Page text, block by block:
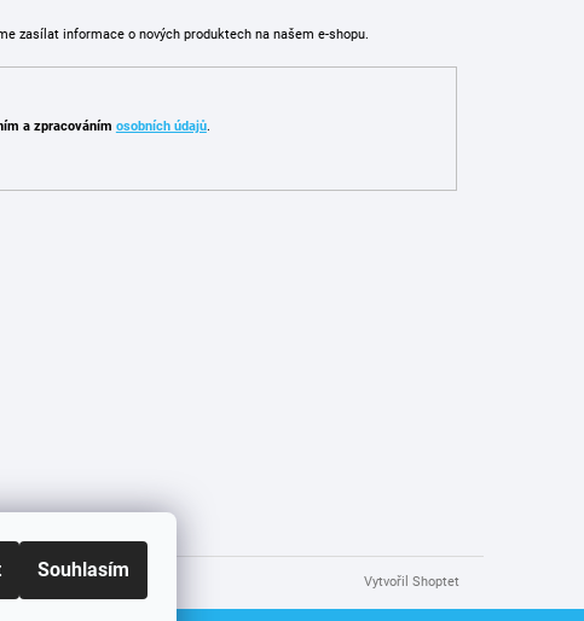
Souhlasím
zasílat informace o nových produktech na našem e-shopu.
a zpracováním osobních údajů.
Vytvořil Shoptet